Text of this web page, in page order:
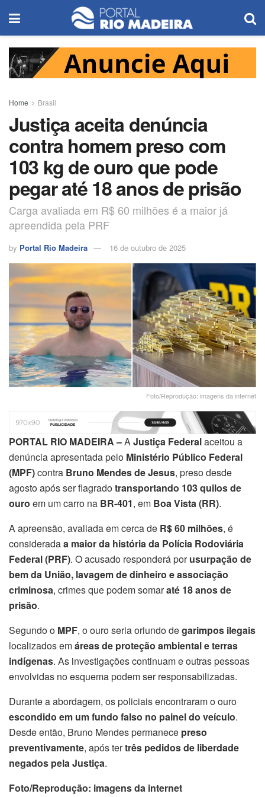
Home Brasil
Justiça aceita denúncia
contra homem preso com
103 kg de ouro que pode
pegar até 18 anos de prisão
Carga avaliada em R$ 60 milhões é a maior já
apreendida pela PRF
by Portal Rio Madeira 16 de outubro de 2025
Foto/Reprodução: imagens da internet
PORTAL RIO MADEIRA –AJustiça Federalaceitou a
denúncia apresentada pelo Ministério Público Federal
(MPF)contra Bruno Mendes de Jesus, preso desde
agosto após ser flagradotransportando 103 quilos de
ouro em um carro na BR-401, em Boa Vista (RR).
A apreensão, avaliada em cerca de R$ 60 milhões, é
consideradaa maior da história da Polícia Rodoviária
Federal (PRF). O acusado responderá porusurpação de
bem da União, lavagem de dinheiro e associação
criminosa, crimes que podem somaraté 18 anos de
prisão.
Segundo o MPF, o ouro seria oriundo degarimpos ilegais
localizados emáreas de proteção ambiental e terras
indígenas. As investigações continuam e outras pessoas
envolvidas no esquema podem ser responsabilizadas.
Durante a abordagem, os policiais encontraram o ouro
escondido em um fundo falso no painel do veículo.
Desde então, Bruno Mendes permanece preso
preventivamente, após tertrês pedidos de liberdade
negados pela Justiça.
Foto/Reprodução: imagens da internet